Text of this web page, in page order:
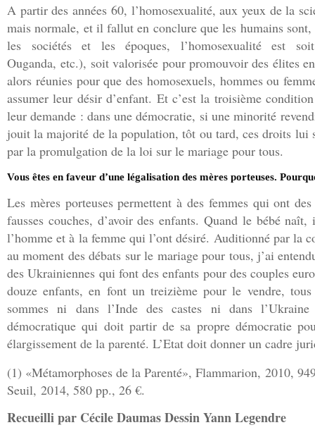
A partir des années 60, l’homosexualité, aux yeux de la
mais normale, et il fallut en conclure que les humains
les sociétés et les époques, l’homosexualité est
Ouganda, etc.), soit valorisée pour promouvoir des élites
alors réunies pour que des homosexuels, hommes ou
assumer leur désir d’enfant. Et c’est la troisième
leur demande : dans une démocratie, si une minorité
jouit la majorité de la population, tôt ou tard, ces droits lui
par la promulgation de la loi sur le mariage pour tous.
Vous êtes en faveur d’une légalisation des mères porteuses.
Les mères porteuses permettent à des femmes qui ont
fausses couches, d’avoir des enfants. Quand le bébé
l’homme et à la femme qui l’ont désiré. Auditionné par la
au moment des débats sur le mariage pour tous, j’ai
des Ukrainiennes qui font des enfants pour des couples
douze enfants, en font un treizième pour le vendre,
sommes ni dans l’Inde des castes ni dans
démocratique qui doit partir de sa propre démocratie
élargissement de la parenté. L’Etat doit donner un cadre
(1) «Métamorphoses de la Parenté», Flammarion, 2010,
Seuil, 2014, 580 pp., 26 €.
Recueilli par Cécile Daumas Dessin Yann Legendre